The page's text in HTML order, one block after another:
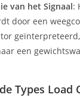
van het Signaal:
door een
een
Types Load